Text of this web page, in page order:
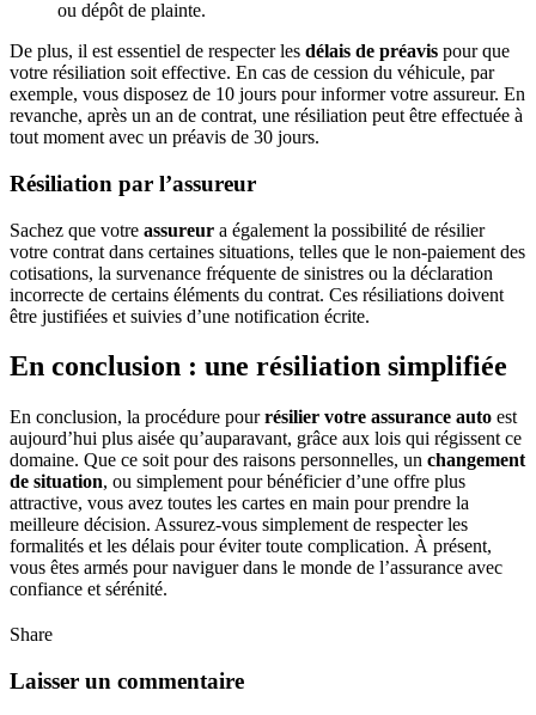
ou dépôt de plainte.
De plus, il est essentiel de respecter les délais de préavis pour que
votre résiliation soit effective. En cas de cession du véhicule, par
exemple, vous disposez de 10 jours pour informer votre assureur. En
revanche, après un an de contrat, une résiliation peut être effectuée à
tout moment avec un préavis de 30 jours.
Résiliation par l’assureur
Sachez que votre assureur a également la possibilité de résilier
votre contrat dans certaines situations, telles que le non-paiement des
cotisations, la survenance fréquente de sinistres ou la déclaration
incorrecte de certains éléments du contrat. Ces résiliations doivent
être justifiées et suivies d’une notification écrite.
En conclusion : une résiliation simplifiée
En conclusion, la procédure pourrésilier votre assurance auto est
aujourd’hui plus aisée qu’auparavant, grâce aux lois qui régissent ce
domaine. Que ce soit pour des raisons personnelles, un changement
de situation, ou simplement pour bénéficier d’une offre plus
attractive, vous avez toutes les cartes en main pour prendre la
meilleure décision. Assurez-vous simplement de respecter les
formalités et les délais pour éviter toute complication. À présent,
vous êtes armés pour naviguer dans le monde de l’assurance avec
confiance et sérénité.
Share
Laisser un commentaire